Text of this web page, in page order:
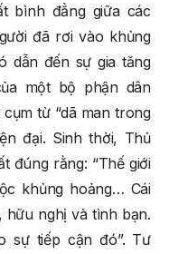
bình đẳng giữa các
đã rơi vào khủng
dẫn đến sự gia tăng
một bộ phận dân
từ “dã man trong
đại. Sinh thời, Thủ
đúng rằng: “Thế giới
khủng hoảng… Cái
hữu nghị và tình bạn.
sự tiếp cận đó”. Tư